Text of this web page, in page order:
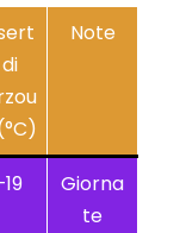
Note
Giorna
te